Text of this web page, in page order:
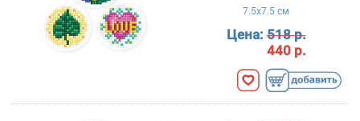
7.5x7.5 см
Цена:518 р.
440 р.